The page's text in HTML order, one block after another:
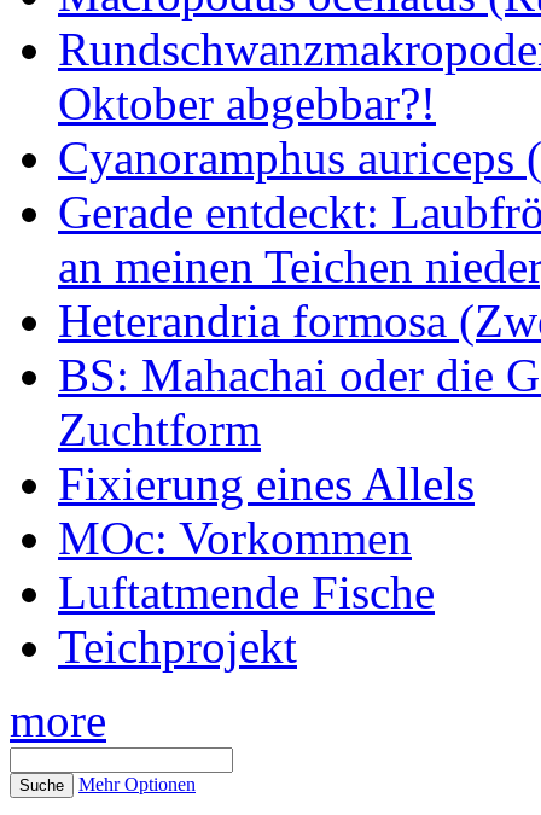
Oktober abgebbar?!
Cyanoramphus
Gerade entdeckt:
an meinen Teichen
Heterandria formosa
BS: Mahachai oder die
Zuchtform
Fixierung eines Allels
MOc: Vorkommen
Luftatmende Fische
Teichprojekt
more
Mehr Optionen